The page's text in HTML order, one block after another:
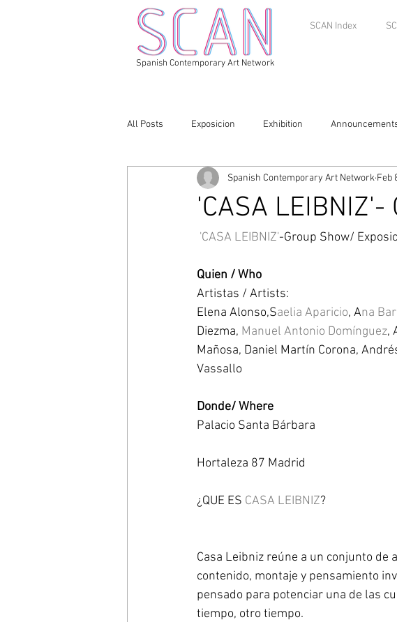
SCAN Index
Spanish Contemporary Art Network
All Posts Exposicion Exhibition
'CASA LEIBNIZ'-
Spanish Contemporary Art Network Feb
'CASA LEIBNIZ'-Group Show/
Quien / Who
Artistas / Artists:
Elena Alonso,Saelia Aparicio, Ana
Diezma, Manuel Antonio Domínguez,
Mañosa, Daniel Martín Corona,
Vassallo
Donde/ Where
Palacio Santa Bárbara
Hortaleza 87 Madrid
¿QUE ES CASA LEIBNIZ?
Casa Leibniz reúne a un conjunto de
contenido, montaje y pensamiento
pensado para potenciar una de las
tiempo, otro tiempo.